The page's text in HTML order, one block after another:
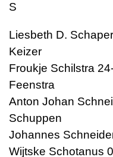
S
Liesbeth D.
Keizer
Froukje Schilstra
Feenstra
Anton Johan
Schuppen
Johannes
Wijtske Schotanus